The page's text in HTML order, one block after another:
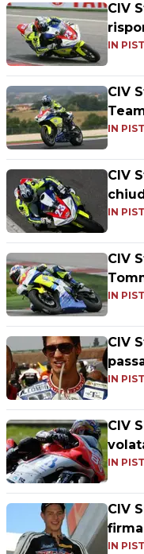
CIV
IN
CIV
di
IN
CIV
IN
CIV
IN
CIV
IN
CIV
IN
CIV
IN